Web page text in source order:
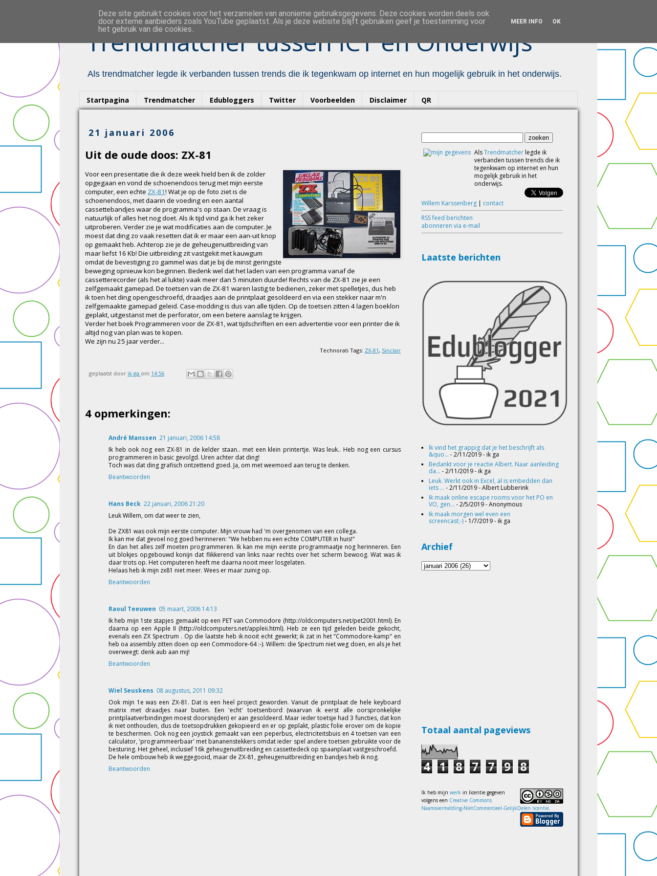
Trendmatcher tussen ICT en Onderwijs ™
Als trendmatcher legde ik verbanden tussen trends die ik tegenkwam op internet en hun mogelijk gebruik in het onderwijs.
Startpagina Trendmatcher Edubloggers Twitter Voorbeelden Disclaimer QR
21 januari 2006
Uit de oude doos: ZX-81
Voor een presentatie die ik deze week hield ben ik de zolder
opgegaan en vond de schoenendoos terug met mijn eerste
computer, een echte ZX-81! Wat je op de foto ziet is de
schoenendoos, met daarin de voeding en een aantal
cassettebandjes waar de programma's op staan. De vraag is
natuurlijk of alles het nog doet. Als ik tijd vind ga ik het zeker
uitproberen. Verder zie je wat modificaties aan de computer. Je
moest dat ding zo vaak resetten dat ik er maar een aan-uit knop
op gemaakt heb. Achterop zie je de geheugenuitbreiding van
maar liefst 16 Kb! Die uitbreiding zit vastgekit met kauwgum
omdat de bevestiging zo gammel was dat je bij de minst geringste
beweging opnieuw kon beginnen. Bedenk wel dat het laden van een programma vanaf de
cassetterecorder (als het al lukte) vaak meer dan 5 minuten duurde! Rechts van de ZX-81 zie je een
zelfgemaakt gamepad. De toetsen van de ZX-81 waren lastig te bedienen, zeker met spelletjes, dus heb
ik toen het ding opengeschroefd, draadjes aan de printplaat gesoldeerd en via een stekker naar m'n
zelfgemaakte gamepad geleid. Case-modding is dus van alle tijden. Op de toetsen zitten 4 lagen boeklon
geplakt, uitgestanst met de perforator, om een betere aanslag te krijgen.
Verder het boek Programmeren voor de ZX-81, wat tijdschriften en een advertentie voor een printer die ik
altijd nog van plan was te kopen.
We zijn nu 25 jaar verder...
Technorati Tags: ZX-81 , Sinclair
geplaatst door ik ga om 14:56
4 opmerkingen:
André Manssen 21 januari, 2006 14:58
Ik heb ook nog een ZX-81 in de kelder staan.. met een klein printertje. Was leuk.. Heb nog een cursus
programmeren in basic gevolgd. Uren achter dat ding!
Toch was dat ding grafisch ontzettend goed. Ja, om met weemoed aan terug te denken.
Beantwoorden
Hans Beck 22 januari, 2006 21:20
Leuk Willem, om dat weer te zien,
De ZX81 was ook mijn eerste computer. Mijn vrouw had 'm overgenomen van een collega.
Ik kan me dat gevoel nog goed herinneren: "We hebben nu een echte COMPUTER in huis!"
En dan het alles zelf moeten programmeren. Ik kan me mijn eerste programmaatje nog herinneren. Een
uit blokjes opgebouwd konijn dat flikkerend van links naar rechts over het scherm bewoog. Wat was ik
daar trots op. Het computeren heeft me daarna nooit meer losgelaten.
Helaas heb ik mijn zx81 niet meer. Wees er maar zuinig op.
Beantwoorden
Raoul Teeuwen 05 maart, 2006 14:13
Ik heb mijn 1ste stapjes gemaakt op een PET van Commodore (http://oldcomputers.net/pet2001.html). En
daarna op een Apple II (http://oldcomputers.net/appleii.html). Heb ze een tijd geleden beide gekocht,
evenals een ZX Spectrum . Op die laatste heb ik nooit echt gewerkt; ik zat in het "Commodore-kamp" en
heb oa assembly zitten doen op een Commodore-64 :-). Willem: die Spectrum niet weg doen, en als je het
overweegt: denk aub aan mij!
Beantwoorden
Wiel Seuskens 08 augustus, 2011 09:32
Ook mijn 1e was een ZX-81. Dat is een heel project geworden. Vanuit de printplaat de hele keyboard
matrix met draadjes naar buiten. Een 'echt' toetsenbord (waarvan ik eerst alle oorspronkelijke
printplaatverbindingen moest doorsnijden) er aan gesoldeerd. Maar ieder toetsje had 3 functies, dat kon
ik niet onthouden, dus de toetsopdrukken gekopieerd en er op geplakt, plastic folie erover om de kopie
te beschermen. Ook nog een joystick gemaakt van een peperbus, electriciteitsbuis en 4 toetsen van een
calculator, 'programmeerbaar' met bananenstekkers omdat ieder spel andere toetsen gebruikte voor de
besturing. Het geheel, inclusief 16k geheugenuitbreiding en cassettedeck op spaanplaat vastgeschroefd.
De hele ombouw heb ik weggegooid, maar de ZX-81, geheugenuitbreiding en bandjes heb ik nog.
Beantwoorden
AlsTrendmatcher legde ik
verbanden tussen trends die ik
tegenkwam op internet en hun
mogelijk gebruik in het
onderwijs.
Willem Karssenberg | contact
RSS feed berichten
abonneren via e-mail
Laatste berichten
Ik vind het grappig dat je het beschrijft als
&quo... - 2/11/2019- ik ga
Bedankt voor je reactie Albert. Naar aanleiding
da... - 2/11/2019- ik ga
Leuk. Werkt ook in Excel, al is embedden dan
iets ... - 2/11/2019- Albert Lubberink
Ik maak online escape rooms voor het PO en
VO, gen... - 2/5/2019- Anonymous
Ik maak morgen wel even een
screencast;-)- 1/7/2019- ik ga
Archief
Totaal aantal pageviews
4 1 8 7 7 9 8
Ik heb mijn werk in licentie gegeven
volgens een Creative Commons
Naamsvermelding-NietCommercieel-GelijkDelen licentie
Deze site gebruikt cookies voor het verzamelen van anonieme gebruiksgegevens. Deze cookies worden deels ook
door externe aanbieders zoals YouTube geplaatst. Als je deze website blijft gebruiken geef je toestemming voor
het gebruik van die cookies..
MEER INFO OK